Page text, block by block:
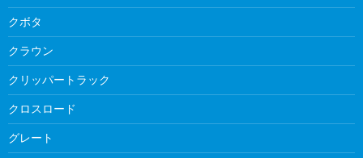
クボタ
クラウン
クリッパートラック
クロスロード
グレート